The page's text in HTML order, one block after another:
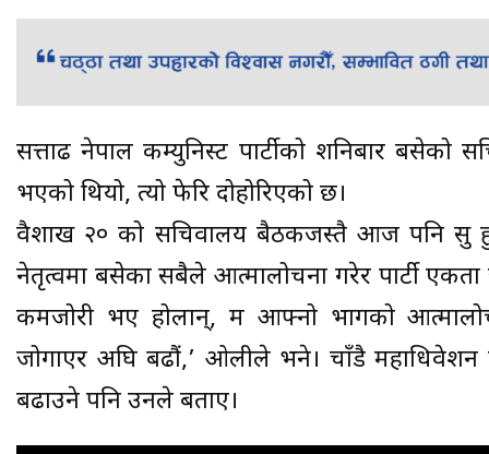
सत्तारूढ नेपाल कम्युनिस्ट पार्टीको शनिबार
भएको थियो, त्यो फेरि दोहोरिएको छ।
वैशाख २० को सचिवालय बैठकजस्तै आज पनि सुरू
नेतृत्वमा बसेका सबैले आत्मालोचना गरेर पार्टी एकता
कमजोरी भए होलान्, म आफ्नो भागको
जोगाएर अघि बढौं,’ ओलीले भने। चाँडै महाधिवेशन
बढाउने पनि उनले बताए।